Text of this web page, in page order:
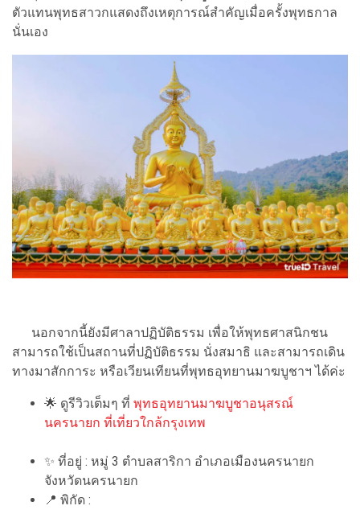
ตัวแทนพุทธสาวกแสดงถึงเหตุการณ์สำคัญเมื่อครั้งพุทธกาล
นั่นเอง
นอกจากนี้ยังมีศาลาปฏิบัติธรรม เพื่อให้พุทธศาสนิกชน
สามารถใช้เป็นสถานที่ปฏิบัติธรรม นั่งสมาธิ และสามารถเดิน
ทางมาสักการะ หรือเวียนเทียนที่พุทธอุทยานมาฆบูชาฯ ได้ค่ะ
🌟 ดูรีวิวเต็มๆ ที่ พุทธอุทยานมาฆบูชาอนุสรณ์
นครนายก ที่เที่ยวใกล้กรุงเทพ
✨ ที่อยู่ : หมู่ 3 ตำบลสาริกา อำเภอเมืองนครนายก
จังหวัดนครนายก
📍 พิกัด :